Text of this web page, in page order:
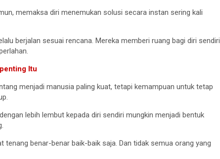
memaksa diri menemukan solusi secara instan sering kali
berjalan sesuai rencana. Mereka memberi ruang bagi diri sendiri
Itu
menjadi manusia paling kuat, tetapi kemampuan untuk tetap
lebih lembut kepada diri sendiri mungkin menjadi bentuk
tenang benar-benar baik-baik saja. Dan tidak semua orang yang